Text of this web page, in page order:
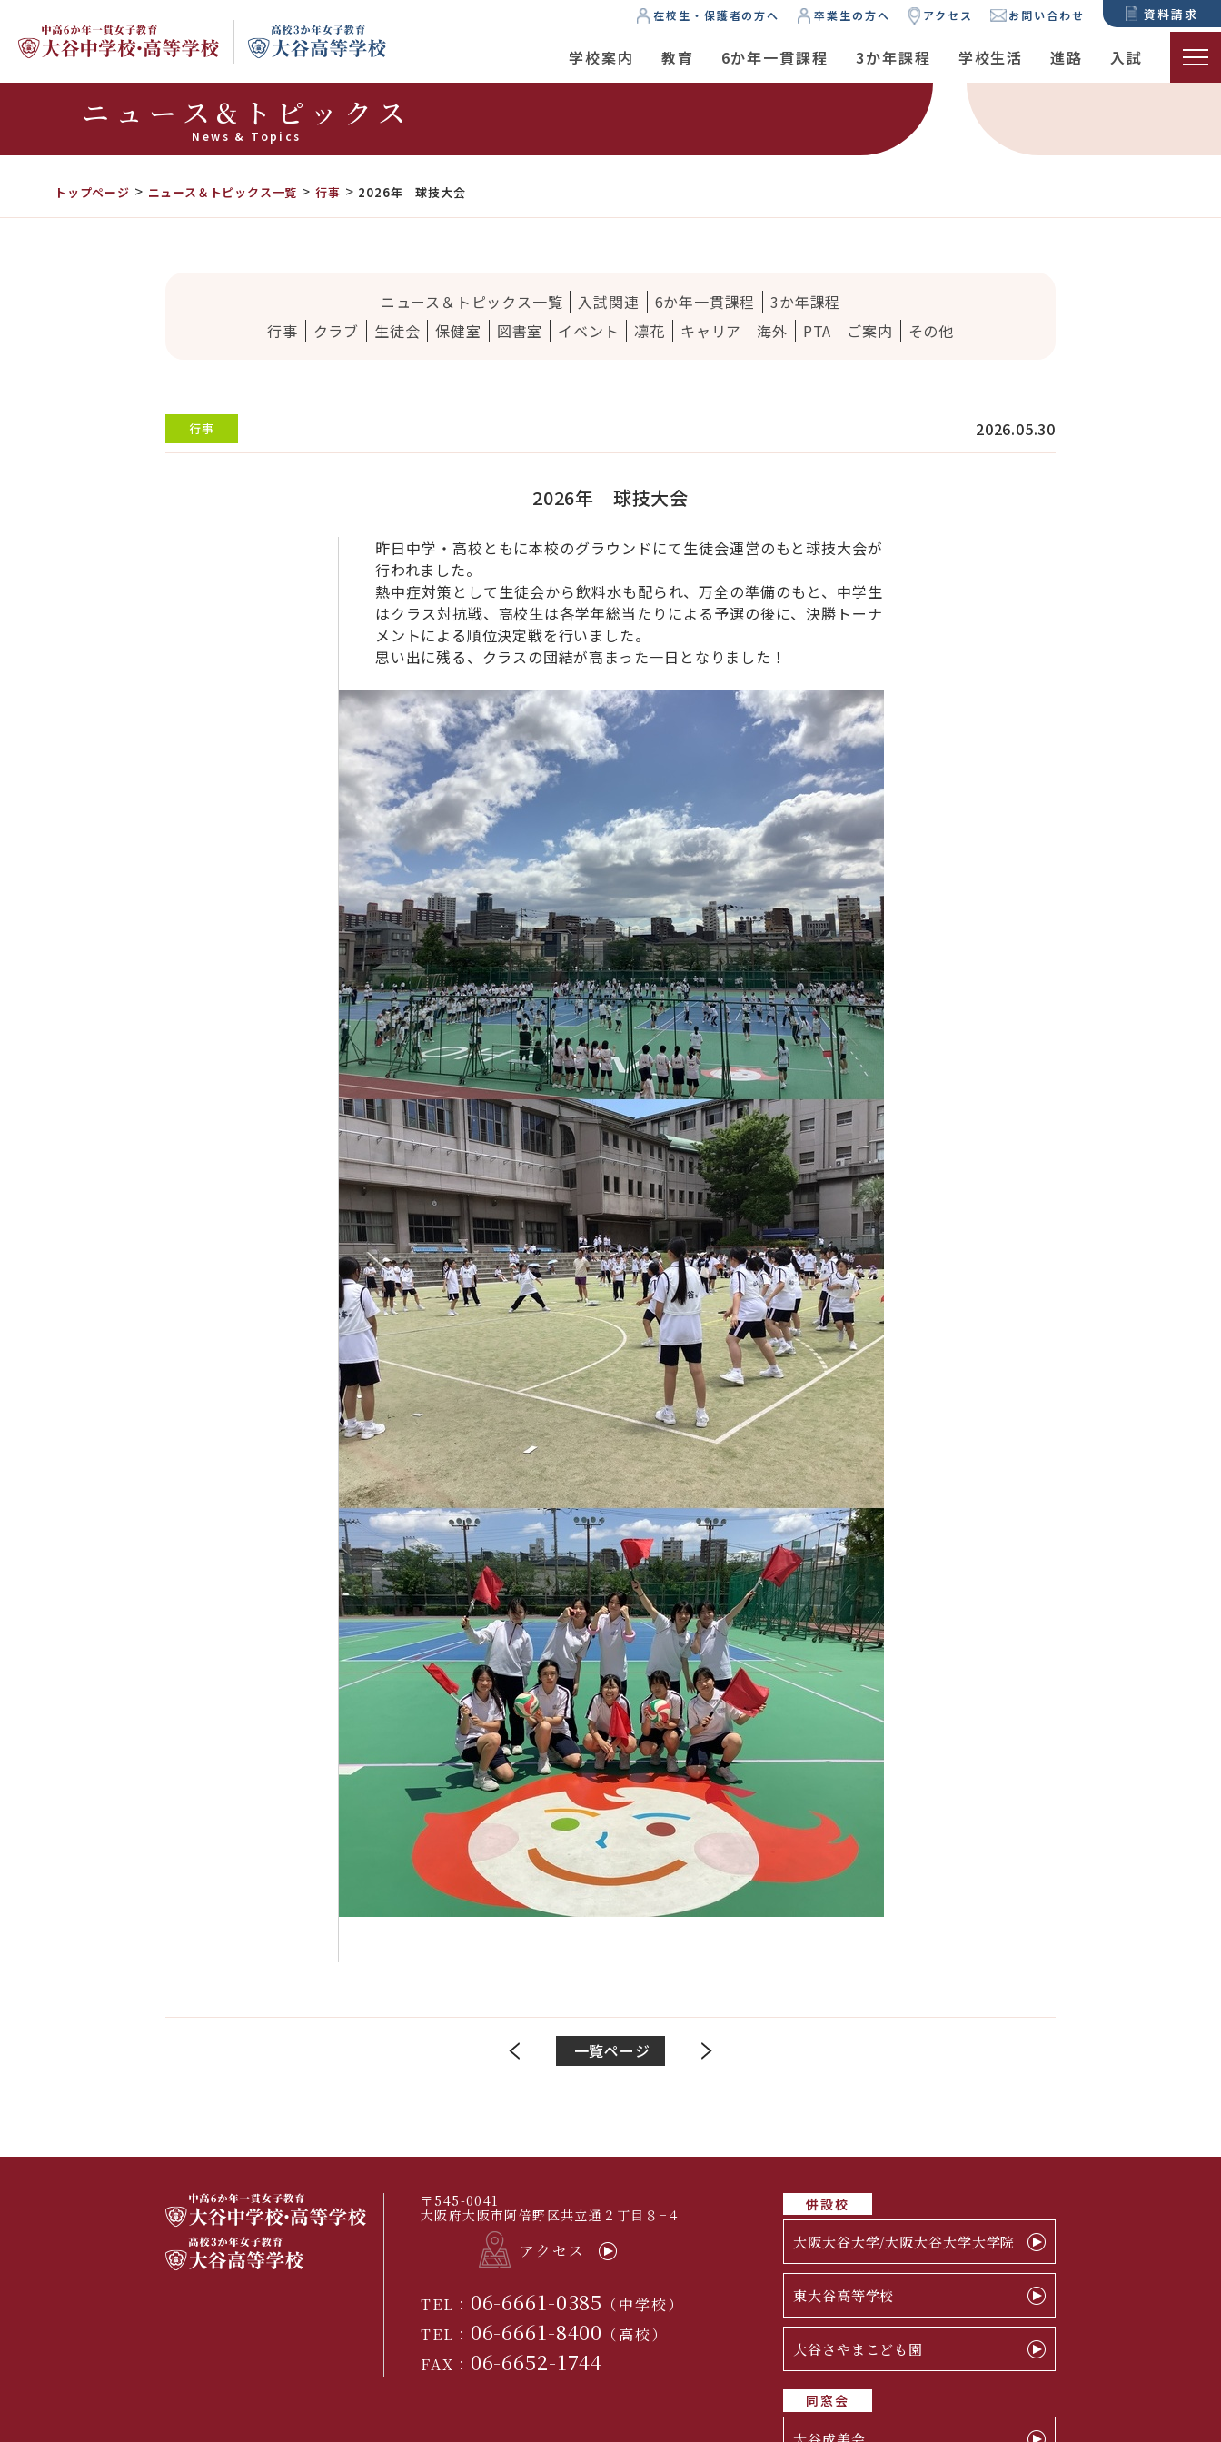
在校生・保護者の方へ 卒業生の方へ アクセス お問い合わせ 資料請求
学校案内 教育 6か年一貫課程 3か年課程 学校生活 進路 入試
ニュース&トピックス
News & Topics
トップページ ニュース＆トピックス一覧 行事 2026年 球技大会
ニュース＆トピックス一覧 入試関連 6か年一貫課程
3か年課程
行事
クラブ 生徒会 保健室 図書室 イベント 凛花 キャリア 海外 PTA ご案内 その他
行事 2026.05.30
2026年 球技大会
昨日中学・高校ともに本校のグラウンドにて生徒会運営のもと球技大会が
行われました。
熱中症対策として生徒会から飲料水も配られ、万全の準備のもと、中学生
はクラス対抗戦、高校生は各学年総当たりによる予選の後に、決勝トーナ
メントによる順位決定戦を行いました。
思い出に残る、クラスの団結が高まった一日となりました！
一覧ページ
〒545-0041
大阪府大阪市阿倍野区共立通２丁目８−４
アクセス
TEL： 06-6661-0385 （中学校）
TEL： 06-6661-8400 （高校）
FAX： 06-6652-1744
併設校
大阪大谷大学/大阪大谷大学大学院
東大谷高等学校
大谷さやまこども園
同窓会